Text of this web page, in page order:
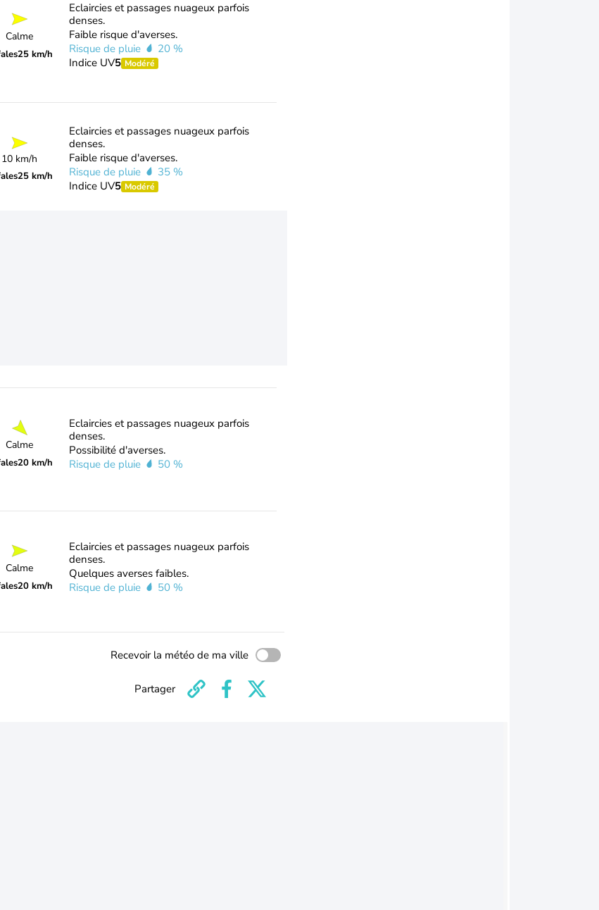
Calme
25 km/h
Eclaircies et passages nuageux parfois
denses.
Faible risque d'averses.
Risque de pluie
20 %
Indice UV5 Modéré
10 km/h
25 km/h
Eclaircies et passages nuageux parfois
denses.
Faible risque d'averses.
Risque de pluie
35 %
Indice UV5 Modéré
Calme
20 km/h
Eclaircies et passages nuageux parfois
denses.
Possibilité d'averses.
Risque de pluie
50 %
Calme
20 km/h
Eclaircies et passages nuageux parfois
denses.
Quelques averses faibles.
Risque de pluie
50 %
Recevoir la météo de ma ville
Partager